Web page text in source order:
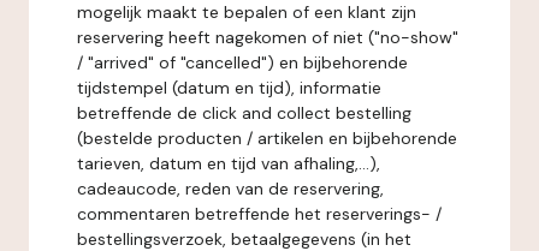
mogelijk maakt te bepalen of een klant zijn
reservering heeft nagekomen of niet ("no-show"
/ "arrived" of "cancelled") en bijbehorende
tijdstempel (datum en tijd), informatie
betreffende de click and collect bestelling
(bestelde producten / artikelen en bijbehorende
tarieven, datum en tijd van afhaling,...),
cadeaucode, reden van de reservering,
commentaren betreffende het reserverings- /
bestellingsverzoek, betaalgegevens (in het